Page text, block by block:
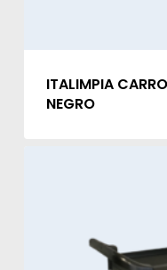
ITALIMPIA
NEGRO